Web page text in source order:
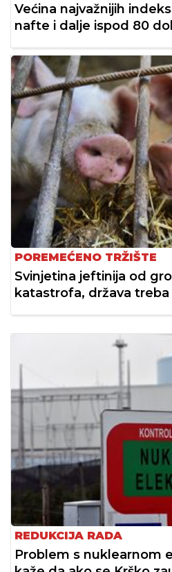
Većina najvažnijih
nafte i dalje ispod 80
POREMEĆENO TRŽIŠTE
Svinjetina jeftinija od
katastrofa, država
REDUKCIJA RADA
Problem s nuklearnom